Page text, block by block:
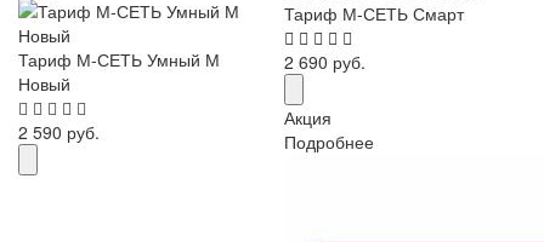
Тариф М-СЕТЬ Умный М
Новый
2 590 руб.
Тариф М-СЕТЬ Смарт
2 690 руб.
Акция
Подробнее